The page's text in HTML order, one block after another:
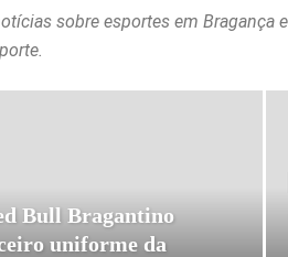
sobre esportes em Bragança
Bull Bragantino
uniforme da